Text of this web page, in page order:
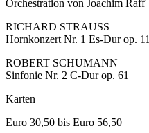
Orchestration von Joachim Raff
RICHARD STRAUSS
Hornkonzert Nr. 1 Es-Dur op. 11
ROBERT SCHUMANN
Sinfonie Nr. 2 C-Dur op. 61
Karten
Euro 30,50 bis Euro 56,50